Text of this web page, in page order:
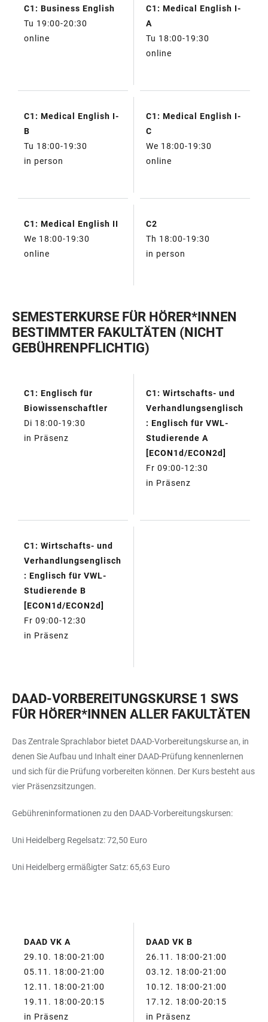
C1: Business English
Tu 19:00-20:30
online
C1: Medical English I-
A
Tu 18:00-19:30
online
C1: Medical English I-
B
Tu 18:00-19:30
in person
C1: Medical English I-
C
We 18:00-19:30
online
C1: Medical English II
We 18:00-19:30
online
C2
Th 18:00-19:30
in person
SEMESTERKURSE FÜR HÖRER*INNEN
BESTIMMTER FAKULTÄTEN (NICHT
GEBÜHRENPFLICHTIG)
TABELLE
C1: Englisch für
Biowissenschaftler
Di 18:00-19:30
in Präsenz
C1: Wirtschafts- und
Verhandlungsenglisch
: Englisch für VWL-
Studierende A
[ECON1d/ECON2d]
Fr 09:00-12:30
in Präsenz
C1: Wirtschafts- und
Verhandlungsenglisch
: Englisch für VWL-
Studierende B
[ECON1d/ECON2d]
Fr 09:00-12:30
in Präsenz
DAAD-VORBEREITUNGSKURSE 1 SWS
FÜR HÖRER*INNEN ALLER FAKULTÄTEN
Das Zentrale Sprachlabor bietet DAAD-Vorbereitungskurse an, in
denen Sie Aufbau und Inhalt einer DAAD-Prüfung kennenlernen
und sich für die Prüfung vorbereiten können. Der Kurs besteht aus
vier Präsenzsitzungen.
Gebühreninformationen zu den DAAD-Vorbereitungskursen:
Uni Heidelberg Regelsatz: 72,50 Euro
Uni Heidelberg ermäßigter Satz: 65,63 Euro
TABELLE
DAAD VK A
29.10. 18:00-21:00
05.11. 18:00-21:00
12.11. 18:00-21:00
19.11. 18:00-20:15
in Präsenz
DAAD VK B
26.11. 18:00-21:00
03.12. 18:00-21:00
10.12. 18:00-21:00
17.12. 18:00-20:15
in Präsenz